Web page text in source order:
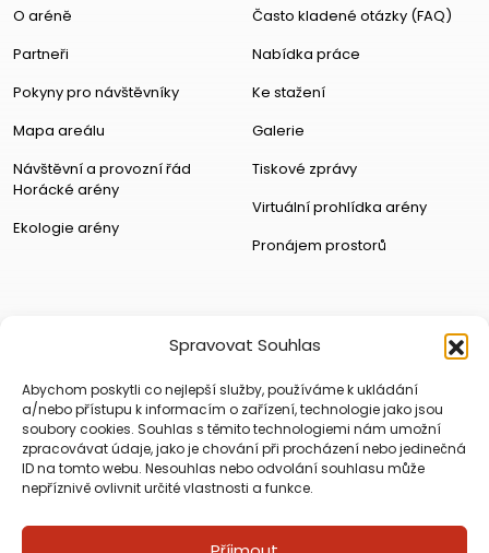
Spravovat Souhlas
Abychom poskytli co nejlepší služby, používáme k ukládání
a/nebo přístupu k informacím o zařízení, technologie jako jsou
soubory cookies. Souhlas s těmito technologiemi nám umožní
zpracovávat údaje, jako je chování při procházení nebo jedinečná
ID na tomto webu. Nesouhlas nebo odvolání souhlasu může
nepříznivě ovlivnit určité vlastnosti a funkce.
O aréně
Partneři
Pokyny pro návštěvníky
Mapa areálu
Návštěvní a provozní řád
Horácké arény
Ekologie arény
Často kladené otázky (FAQ)
Nabídka práce
Ke stažení
Galerie
Tiskové zprávy
Virtuální prohlídka arény
Pronájem prostorů